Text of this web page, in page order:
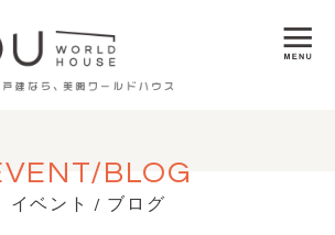
BLOG
イベント / ブログ